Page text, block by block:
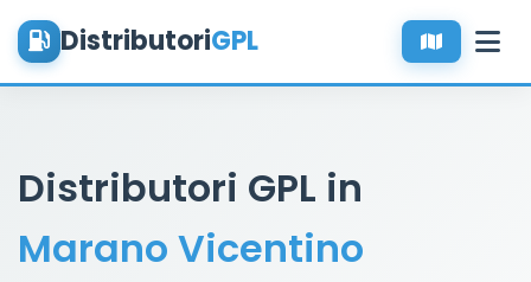
DistributoriGPL
Distributori GPL in
Marano Vicentino